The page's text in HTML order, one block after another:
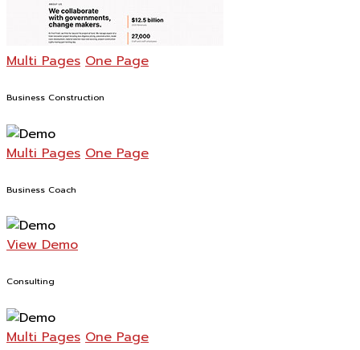
Multi Pages One Page
Business Construction
Multi Pages One Page
Business Coach
View Demo
Consulting
Multi Pages One Page